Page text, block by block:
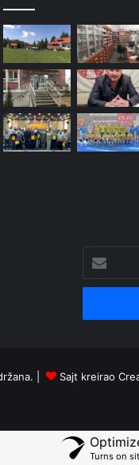
your
Email
| Sajt kreirao
Turns on